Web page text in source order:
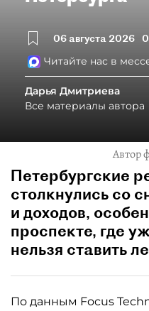
06 августа 2026
Читайте нас в
Дарья Дмитриева
Все материалы автора
Автор
Петербургские
столкнулись со
и доходов,
проспекте, где
нельзя ставить
По данным Focus